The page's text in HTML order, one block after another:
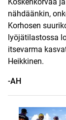
Koskenkorvaa
nähdäänkin,
Korhosen
lyöjätilastossa
itsevarma
Heikkinen.
-AH